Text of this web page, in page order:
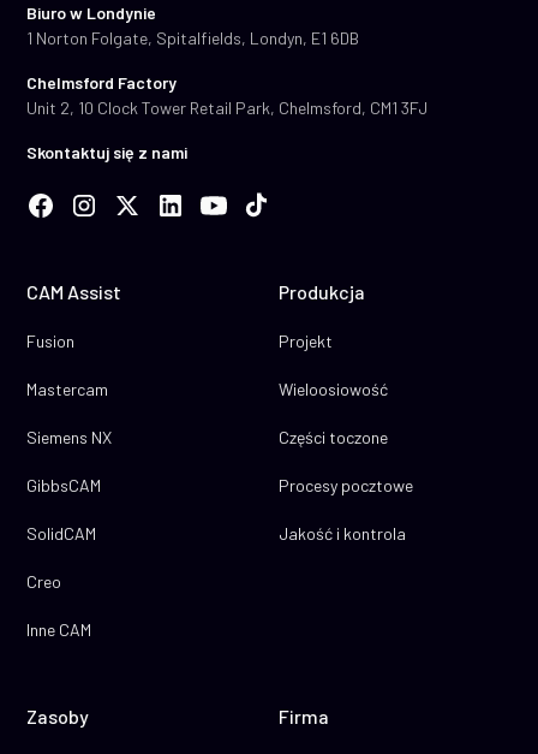
Biuro w Londynie
1 Norton Folgate, Spitalfields, Londyn, E1 6DB
Chelmsford Factory
Unit 2, 10 Clock Tower Retail Park, Chelmsford, CM1 3FJ
Skontaktuj się z nami
CAM Assist
Fusion
Mastercam
Siemens NX
GibbsCAM
SolidCAM
Creo
Inne CAM
Produkcja
Projekt
Wieloosiowość
Części toczone
Procesy pocztowe
Jakość i kontrola
Zasoby Firma